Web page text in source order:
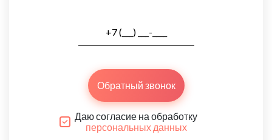
Обратный звонок
Даю согласие на обработку
персональных данных